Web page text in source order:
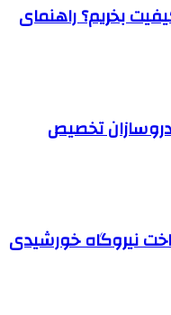
بخریم؟ راهنمای
تخصیص
نیروگاه خورشیدی